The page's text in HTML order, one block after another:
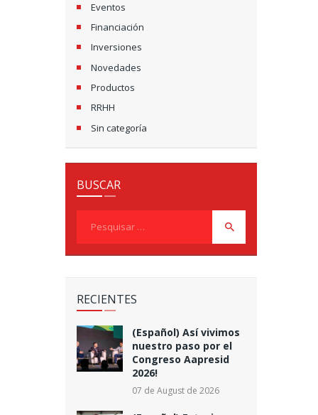
Eventos
Financiación
Inversiones
Novedades
Productos
RRHH
Sin categoría
BUSCAR
RECIENTES
(Español) Así vivimos
nuestro paso por el
Congreso Aapresid
2026!
07 de August de 2026